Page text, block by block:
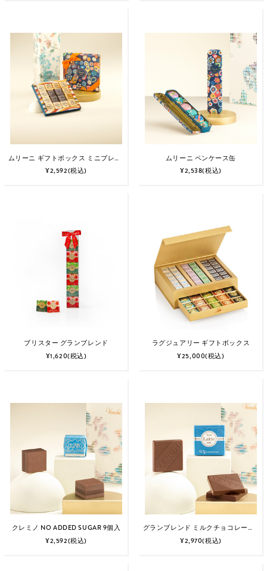
ムリーニ ギフトボックス ミニブレンド
¥2,592(税込)
ムリーニ ペンケース缶
¥2,538(税込)
ブリスター グランブレンド
¥1,620(税込)
ラグジュアリー ギフトボックス
¥25,000(税込)
クレミノ NO ADDED SUGAR 9個入
¥2,592(税込)
グランブレンド ミルクチョコレート NO ADDED SUGAR 15個入
¥2,970(税込)